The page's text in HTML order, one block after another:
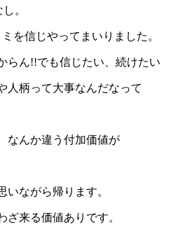
。
を信じやってまいりました。
らん!!でも信じたい、続けたい
人柄って大事なんだなって
なんか違う付加価値が
いながら帰ります。
ざ来る価値ありです。